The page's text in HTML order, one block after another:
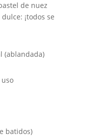
de nuez
¡todos se
(ablandada)
batidos)